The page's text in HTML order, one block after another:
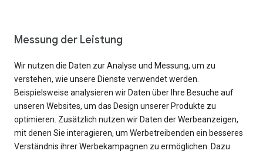
Messung der Leistung
Wir nutzen die Daten zur Analyse und Messung, um zu
verstehen, wie unsere Dienste verwendet werden.
Beispielsweise analysieren wir Daten über Ihre Besuche auf
unseren Websites, um das Design unserer Produkte zu
optimieren. Zusätzlich nutzen wir Daten der Werbeanzeigen,
mit denen Sie interagieren, um Werbetreibenden ein besseres
Verständnis ihrer Werbekampagnen zu ermöglichen. Dazu